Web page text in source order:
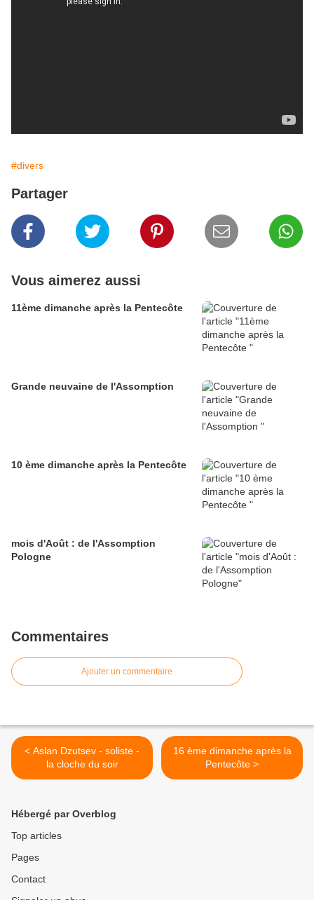
#divers
Partager
Vous aimerez aussi
11ème dimanche après la Pentecôte
Grande neuvaine de l'Assomption
10 ème dimanche après la Pentecôte
mois d'Août : de l'Assomption
Pologne
Commentaires
Ajouter un commentaire
< Aslan Dzutsev - soliste -
la cloche du soir
16 ème dimanche après la
Pentecôte >
Hébergé par Overblog
Top articles
Pages
Contact